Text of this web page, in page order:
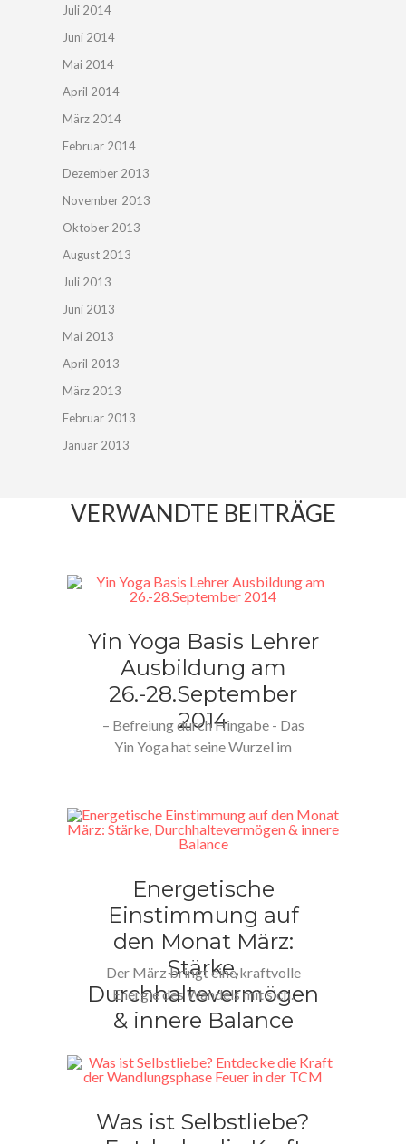
Juli 2014
Juni 2014
Mai 2014
April 2014
März 2014
Februar 2014
Dezember 2013
November 2013
Oktober 2013
August 2013
Juli 2013
Juni 2013
Mai 2013
April 2013
März 2013
Februar 2013
Januar 2013
VERWANDTE BEITRÄGE
Yin Yoga Basis Lehrer
Ausbildung am
26.-28.September
2014
– Befreiung durch Hingabe - Das
Yin Yoga hat seine Wurzel im
Energetische
Einstimmung auf
den Monat März:
Stärke,
Durchhaltevermögen
& innere Balance
Der März bringt eine kraftvolle
Energie des Wandels mit sich.
Nach den stilleren
Was ist Selbstliebe?